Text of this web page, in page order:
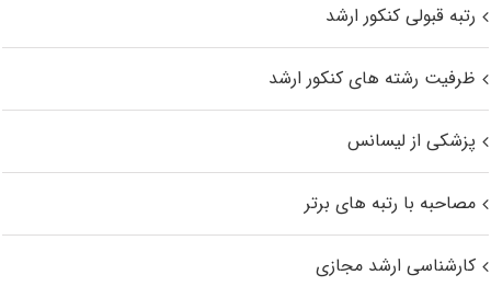
رتبه قبولی کنکور ارشد
ظرفیت رشته های کنکور ارشد
پزشکی از لیسانس
مصاحبه با رتبه های برتر
کارشناسی ارشد مجازی